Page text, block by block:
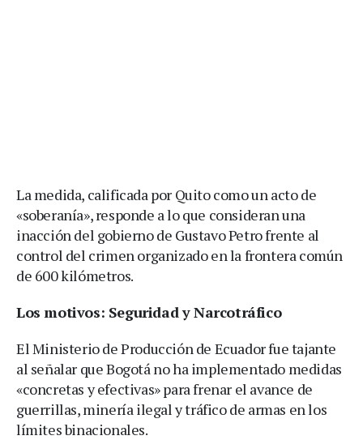
La medida, calificada por Quito como un acto de
«soberanía», responde a lo que consideran una
inacción del gobierno de Gustavo Petro frente al
control del crimen organizado en la frontera común
de 600 kilómetros.
Los motivos: Seguridad y Narcotráfico
El Ministerio de Producción de Ecuador fue tajante
al señalar que Bogotá no ha implementado medidas
«concretas y efectivas» para frenar el avance de
guerrillas, minería ilegal y tráfico de armas en los
límites binacionales.